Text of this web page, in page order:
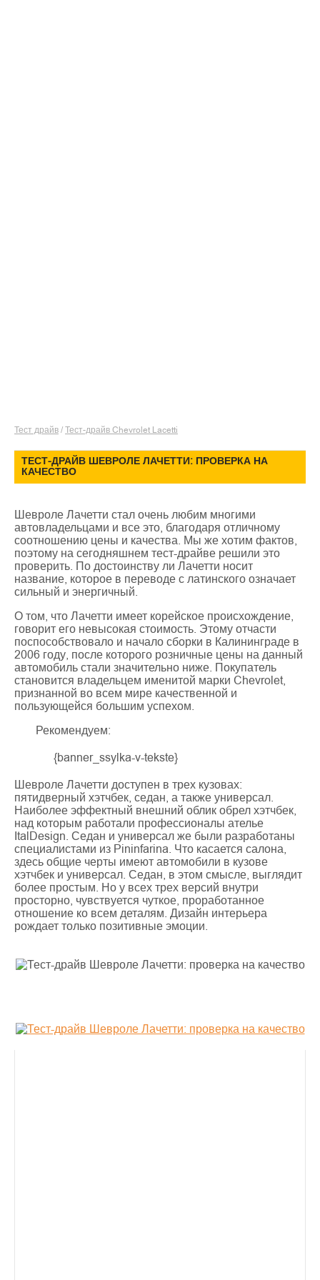
Тест драйв / Тест-драйв Chevrolet Lacetti
ТЕСТ-ДРАЙВ ШЕВРОЛЕ ЛАЧЕТТИ: ПРОВЕРКА НА
КАЧЕСТВО
Шевроле Лачетти стал очень любим многими
автовладельцами и все это, благодаря отличному
соотношению цены и качества. Мы же хотим фактов,
поэтому на сегодняшнем тест-драйве решили это
проверить. По достоинству ли Лачетти носит
название, которое в переводе с латинского означает
сильный и энергичный.
О том, что Лачетти имеет корейское происхождение,
говорит его невысокая стоимость. Этому отчасти
поспособствовало и начало сборки в Калининграде в
2006 году, после которого розничные цены на данный
автомобиль стали значительно ниже. Покупатель
становится владельцем именитой марки Chevrolet,
признанной во всем мире качественной и
пользующейся большим успехом.
Рекомендуем:
{banner_ssylka-v-tekste}
Шевроле Лачетти доступен в трех кузовах:
пятидверный хэтчбек, седан, а также универсал.
Наиболее эффектный внешний облик обрел хэтчбек,
над которым работали профессионалы ателье
ItalDesign. Седан и универсал же были разработаны
специалистами из Pininfarina. Что касается салона,
здесь общие черты имеют автомобили в кузове
хэтчбек и универсал. Седан, в этом смысле, выглядит
более простым. Но у всех трех версий внутри
просторно, чувствуется чуткое, проработанное
отношение ко всем деталям. Дизайн интерьера
рождает только позитивные эмоции.